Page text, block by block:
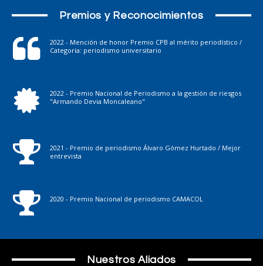
Premios y Reconocimientos
2022 - Mención de honor Premio CPB al mérito periodístico /
Categoría: periodismo universitario
2022 - Premio Nacional de Periodismo a la gestión de riesgos
"Armando Devia Moncaleano"
2021 - Premio de periodismo Álvaro Gómez Hurtado / Mejor
entrevista
2020 - Premio Nacional de periodismo CAMACOL
Nuestros Aliados